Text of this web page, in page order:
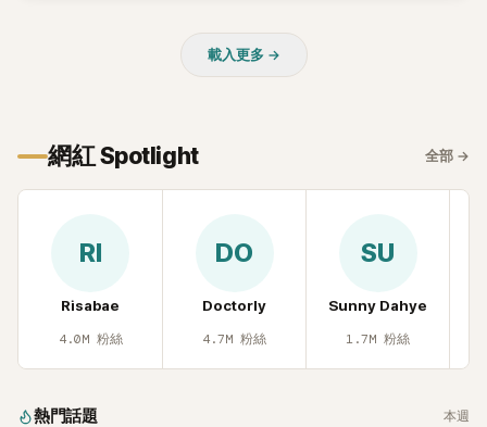
載入更多 →
網紅 Spotlight 全部 →
RI
Risabae
4.0M 粉絲
DO
Doctorly
4.7M 粉絲
SU
Sunny Dahye
1.7M 粉絲
熱門話題 本週